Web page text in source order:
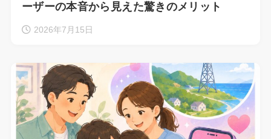
ーザーの本音から見えた驚きのメリット
2026年7月15日